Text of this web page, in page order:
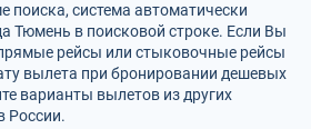
поиска, система автоматически
Тюмень в поисковой строке. Если Вы
рейсы или стыковочные рейсы
вылета при бронировании дешевых
варианты вылетов из других
России.